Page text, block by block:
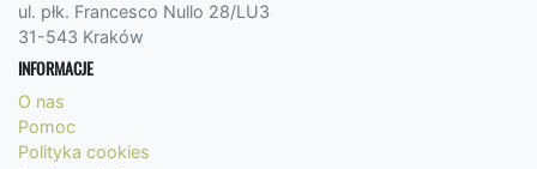
ul. płk. Francesco Nullo 28/LU3
31-543 Kraków
INFORMACJE
O nas
Pomoc
Polityka cookies